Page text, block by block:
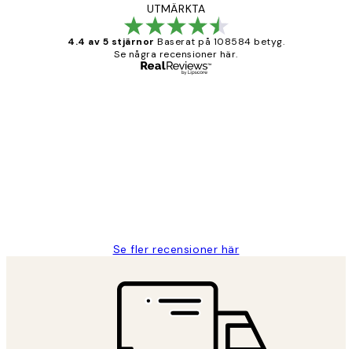
UTMÄRKTA
4.4 av 5 stjärnor Baserat på 108584 betyg.
Se några recensioner här.
Se fler recensioner här